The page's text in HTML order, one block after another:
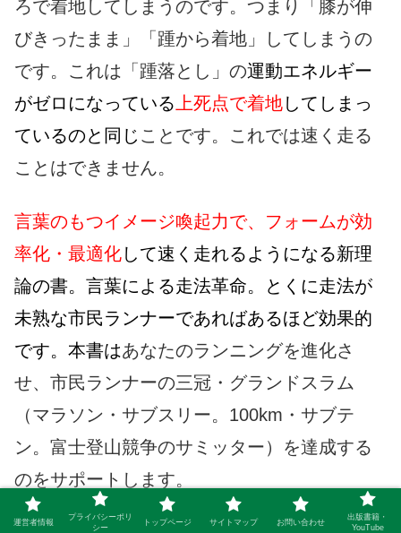
ろで着地してしまうのです。つまり「膝が伸
びきったまま」「踵から着地」してしまうの
です。これは「踵落とし」の運動エネルギー
がゼロになっている 上死点で着地してしまっ
ているのと同じ ことです。これでは速く走る
ことはできません。
言葉のもつイメージ喚起力で、フォームが効
率化・最適化して速く走れるようになる新理
論の書。言葉による走法革命。とくに走法が
未熟な市民ランナーであればあるほど効果的
です。本書はあなたのランニングを進化さ
せ、市民ランナーの三冠・グランドスラム
（マラソン・サブスリー。100km・サブテ
ン。富士登山競争のサミッター）を達成する
のをサポートします。
●「動的バランス走法」「ヘルメスの靴」「ア
運営者情報
プライバシーポリ
シー
トップページ サイトマップ お問い合わせ
出版書籍・
YouTube